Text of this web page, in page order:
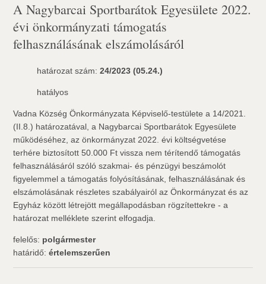
A Nagybarcai Sportbarátok Egyesülete 2022.
évi önkormányzati támogatás
felhasználásának elszámolásáról
határozat szám:24/2023 (05.24.)
hatályos
Vadna Község Önkormányzata Képviselő-testülete a 14/2021.
(II.8.) határozatával, a Nagybarcai Sportbarátok Egyesülete
működéséhez, az önkormányzat 2022. évi költségvetése
terhére biztosított 50.000 Ft vissza nem térítendő támogatás
felhasználásáról szóló szakmai- és pénzügyi beszámolót 
figyelemmel a támogatás folyósításának, felhasználásának és
elszámolásának részletes szabályairól az Önkormányzat és az
Egyház között létrejött megállapodásban rögzítettekre - a
határozat melléklete szerint elfogadja.
felelős: polgármester
határidő:értelemszerűen